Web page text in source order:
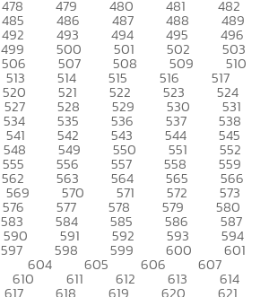
478 479 480 481 482
485 486 487 488 489
492 493 494 495 496
499 500 501 502 503
506 507 508 509 510
513 514 515 516 517
520 521 522 523 524
527 528 529 530 531
534 535 536 537 538
541 542 543 544 545
548 549 550 551 552
555 556 557 558 559
562 563 564 565 566
569 570 571 572 573
576 577 578 579 580
583 584 585 586 587
590 591 592 593 594
597 598 599 600 601
604 605 606 607
610 611 612 613 614
617 618 619 620 621